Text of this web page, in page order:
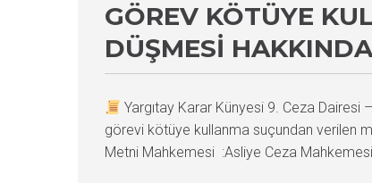
GÖREV KÖTÜYE
DÜŞMESI
Yargıtay Karar Künyesi 9. Ceza
görevi kötüye kullanma suçundan
Metni Mahkemesi :Asliye Ceza